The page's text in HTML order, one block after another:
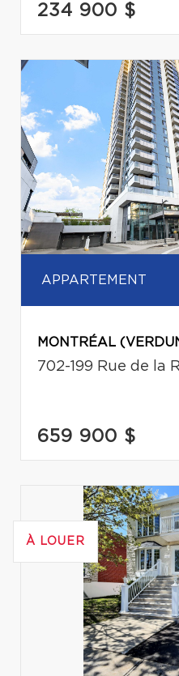
234 900 $
APPARTEMENT
MONTRÉAL
702-199 Rue de la
659 900 $
À LOUER